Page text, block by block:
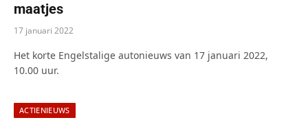
maatjes
17 januari 2022
Het korte Engelstalige autonieuws van 17 januari 2022,
10.00 uur.
ACTIENIEUWS